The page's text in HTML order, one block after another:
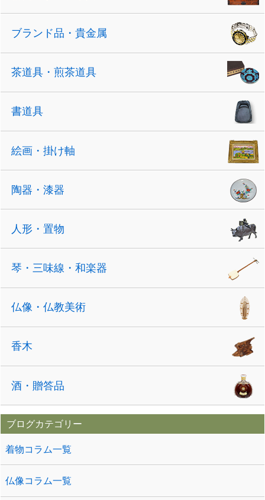
ブランド品・貴金属
茶道具・煎茶道具
書道具
絵画・掛け軸
陶器・漆器
人形・置物
琴・三味線・和楽器
仏像・仏教美術
香木
酒・贈答品
ブログカテゴリー
着物コラム一覧
仏像コラム一覧